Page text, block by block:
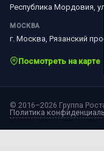
Республика Мордовия,
МОСКВА
г. Москва, Рязанский
Посмотреть на карте
© 2016–2026 Группа
Политика